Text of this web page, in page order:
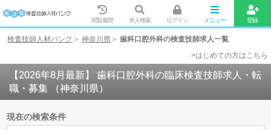
閲覧履歴 求人検索 ログイン メニュー 登録
検査技師人材バンク 神奈川県
歯科口腔外科の検査技師求人一覧
>はじめての方はこちら
【2026年8月最新】 歯科口腔外科の臨床検査技師求人・転
職・募集 （神奈川県）
現在の検索条件